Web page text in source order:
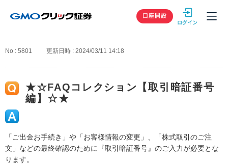
GMOクリック
口座開設
No : 5801 更新日時 : 2024/03/11 14:18
★☆FAQコレクション【取引暗証番号
編】☆★
「ご出金お手続き」や「お客様情報の変更」、「株式取引のご注
文」などの最終確認のために『取引暗証番号』のご入力が必要とな
ります。